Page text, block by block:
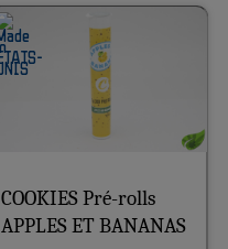
COOKIES Pré-rolls
APPLES ET BANANAS